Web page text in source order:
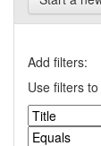
Add filters:
Use filters